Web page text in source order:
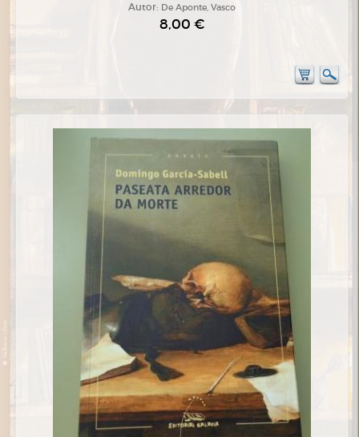
Autor: De Aponte, Vasco
8,00 €